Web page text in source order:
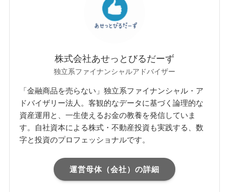
株式会社あせっとびるだーず
独立系ファイナンシャルアドバイザー
「金融商品を売らない」独立系ファイナンシャル・ア
ドバイザリー法人。客観的なデータに基づく論理的な
資産運用と、一生使えるお金の教養を発信していま
す。自社資本による株式・不動産投資も実践する、数
字と投資のプロフェッショナルです。
運営母体（会社）の詳細